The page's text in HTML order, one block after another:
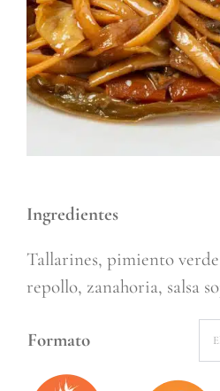
Ingredientes
Tallarines, pimiento
repollo, zanahoria, salsa
Formato